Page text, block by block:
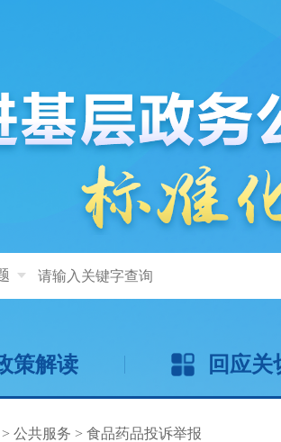
策解读 回应关
> 公共服务 > 食品药品投诉举报